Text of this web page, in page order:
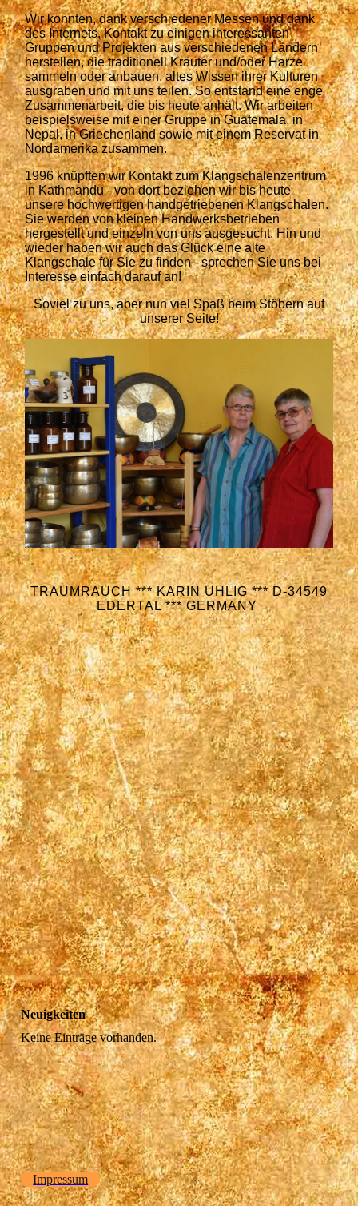
Wir konnten, dank verschiedener Messen und dank
des Internets, Kontakt zu einigen interessanten
Gruppen und Projekten aus verschiedenen Ländern
herstellen, die traditionell Kräuter und/oder Harze
sammeln oder anbauen, altes Wissen ihrer Kulturen
ausgraben und mit uns teilen. So entstand eine enge
Zusammenarbeit, die bis heute anhält. Wir arbeiten
beispielsweise mit einer Gruppe in Guatemala, in
Nepal, in Griechenland sowie mit einem Reservat in
Nordamerika zusammen.
1996 knüpften wir Kontakt zum Klangschalenzentrum
in Kathmandu - von dort beziehen wir bis heute
unsere hochwertigen handgetriebenen Klangschalen.
Sie werden von kleinen Handwerksbetrieben
hergestellt und einzeln von uns ausgesucht. Hin und
wieder haben wir auch das Glück eine alte
Klangschale für Sie zu finden - sprechen Sie uns bei
Interesse einfach darauf an!
Soviel zu uns, aber nun viel Spaß beim Stöbern auf
unserer Seite!
TRAUMRAUCH *** KARIN UHLIG *** D-34549
EDERTAL *** GERMANY
Neuigkeiten
Keine Einträge vorhanden.
Impressum